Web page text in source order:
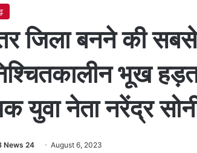
जिला बनने की
भूख
युवा नेता नरेंद्र
News 24 August 6, 2023